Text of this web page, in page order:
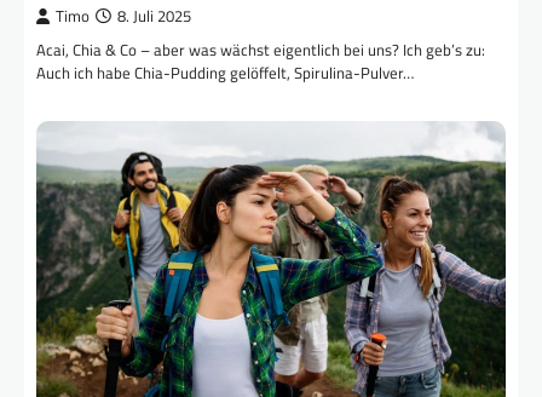
Timo 8. Juli 2025
Acai, Chia & Co – aber was wächst eigentlich bei uns? Ich geb’s zu:
Auch ich habe Chia-Pudding gelöffelt, Spirulina-Pulver…